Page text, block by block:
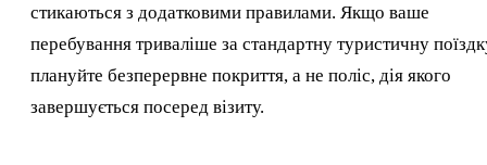
стикаються з додатковими правилами. Якщо ваше
перебування триваліше за стандартну туристичну
плануйте безперервне покриття, а не поліс, дія якого
завершується посеред візиту.